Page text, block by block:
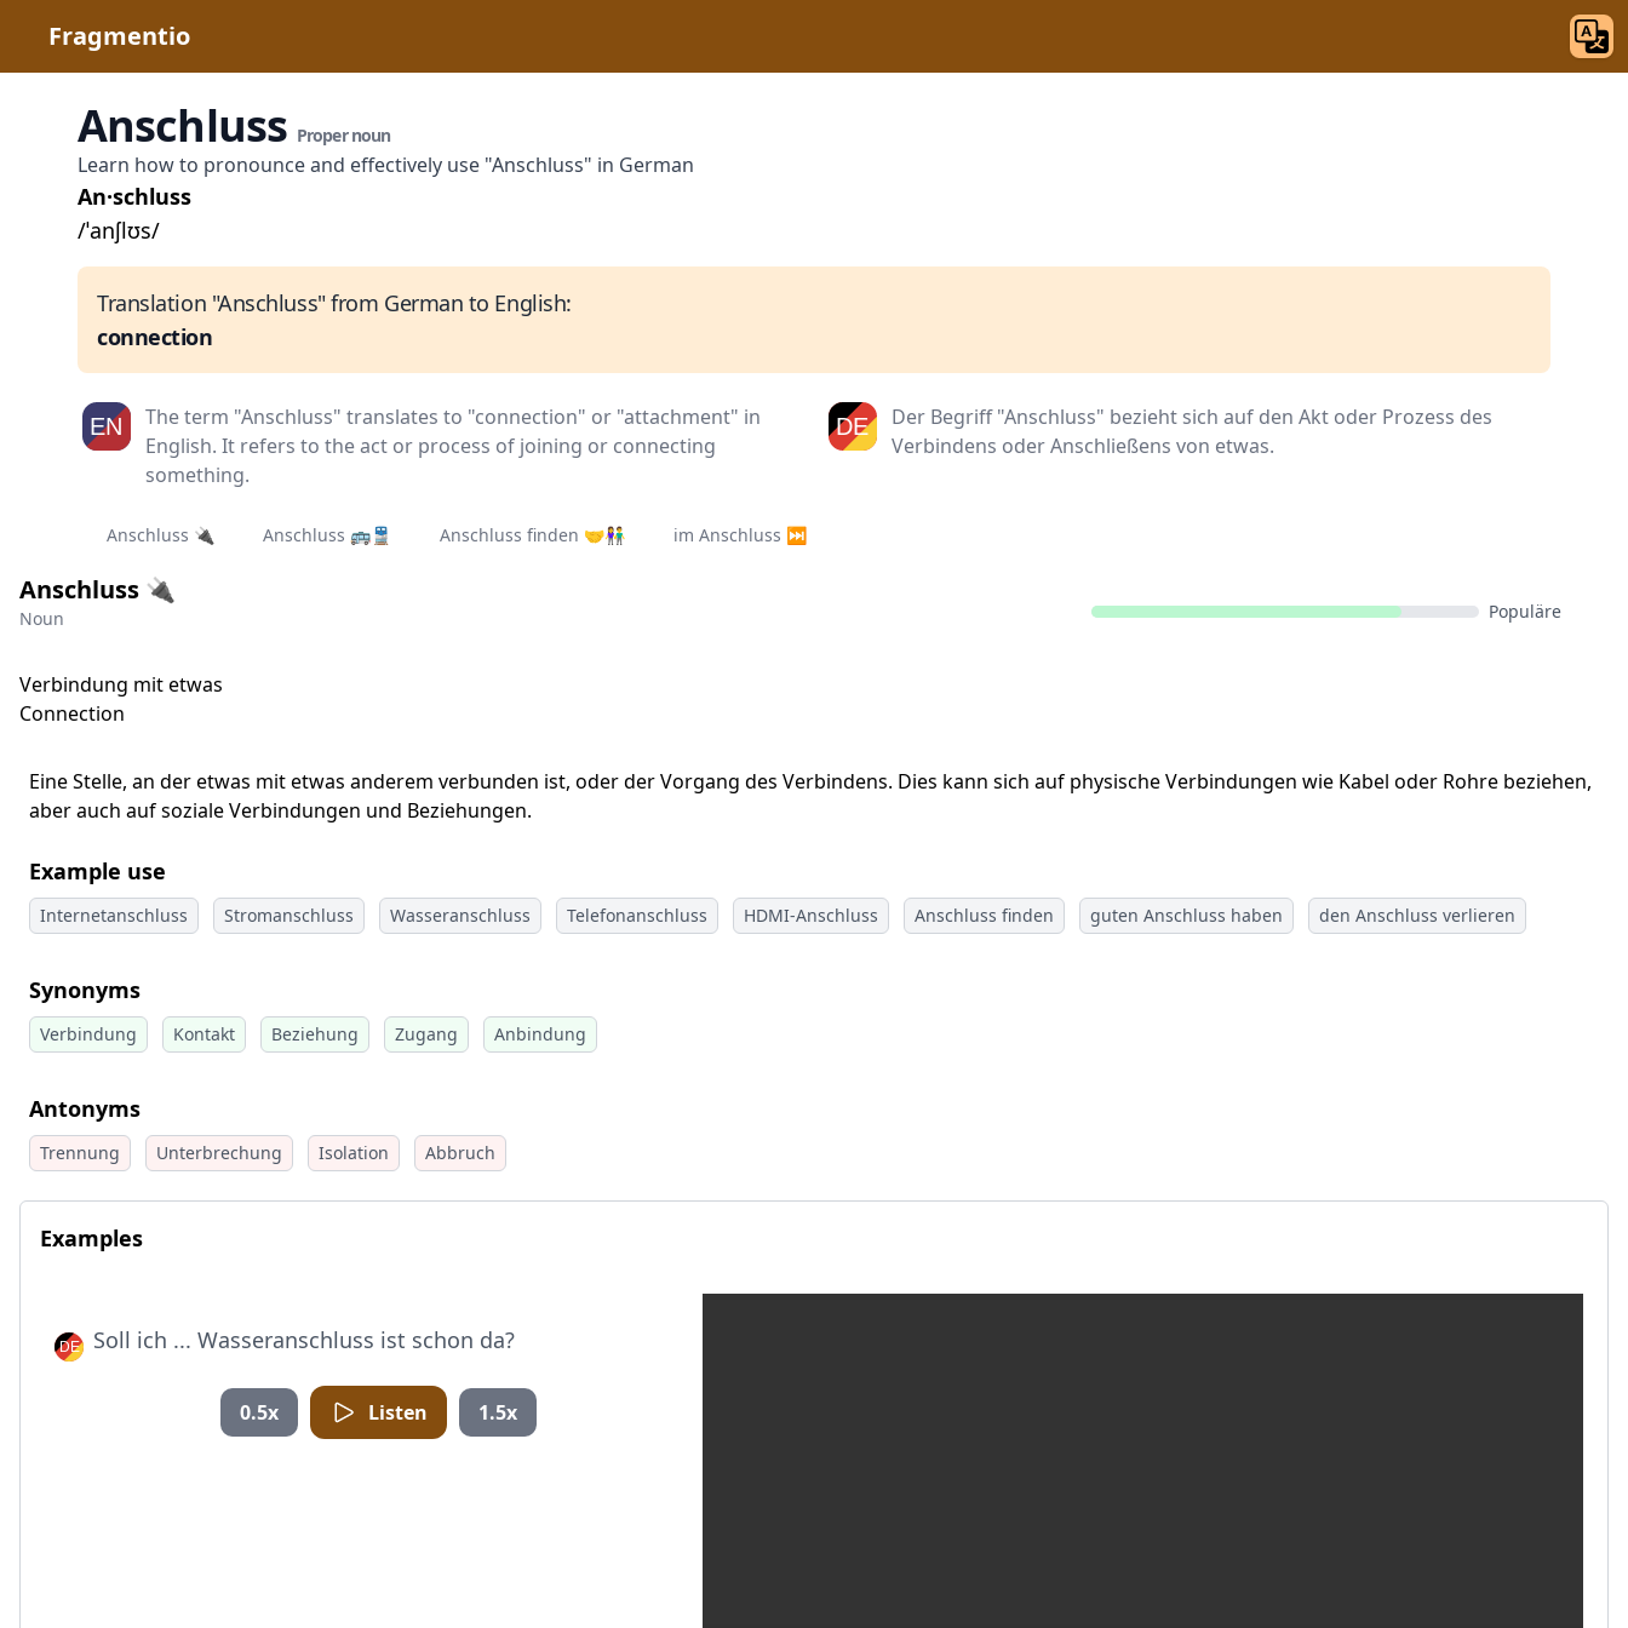
Fragmentio
Anschluss Proper noun
Learn how to pronounce and effectively use "Anschluss" in German
An·schluss
/ˈanʃlʊs/
Translation "Anschluss" from German to English:
connection
The term "Anschluss" translates to "connection" or "attachment" in
English. It refers to the act or process of joining or connecting
something.
Der Begriff "Anschluss" bezieht sich auf den Akt oder Prozess des
Verbindens oder Anschließens von etwas.
Anschluss 🔌 Anschluss 🚌🚆 Anschluss finden 🤝👫 im Anschluss ⏭️
Anschluss 🔌
Noun Populäre
Verbindung mit etwas
Connection
Eine Stelle, an der etwas mit etwas anderem verbunden ist, oder der Vorgang des Verbindens. Dies kann sich auf physische Verbindungen wie Kabel oder Rohre beziehen,
aber auch auf soziale Verbindungen und Beziehungen.
Example use
Internetanschluss Stromanschluss Wasseranschluss Telefonanschluss HDMI-Anschluss Anschluss finden guten Anschluss haben den Anschluss verlieren
Synonyms
Verbindung Kontakt Beziehung Zugang Anbindung
Antonyms
Trennung Unterbrechung Isolation Abbruch
Examples
Soll ich ... Wasseranschluss ist schon da?
0.5x Listen 1.5x